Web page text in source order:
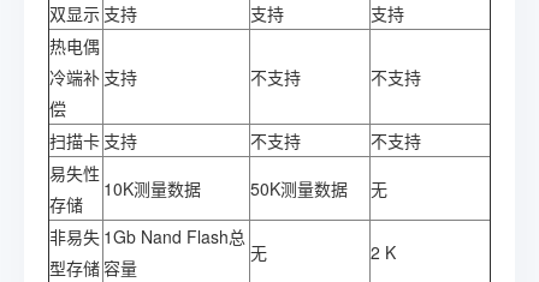
双显示 支持 支持
支持
热电偶
冷端补
偿
支持 不支持 不支持
扫描卡 支持 不支持
不支持
易失性
存储
10K测量数据 50K测量数据
无
非易失
型存储
1Gb Nand Flash总
容量
无 2 K